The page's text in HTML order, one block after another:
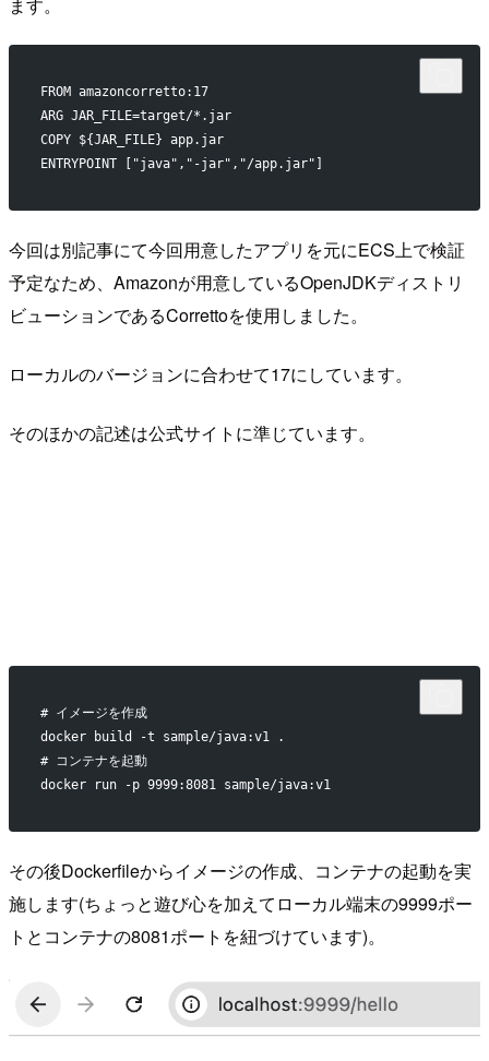
ます。
FROM amazoncorretto:17
ARG JAR_FILE=target/*.jar
COPY ${JAR_FILE} app.jar
ENTRYPOINT ["java","-jar","/app.jar"]
今回は別記事にて今回用意したアプリを元にECS上で検証
予定なため、Amazonが用意しているOpenJDKディストリ
ビューションであるCorrettoを使用しました。
ローカルのバージョンに合わせて17にしています。
そのほかの記述は公式サイトに準じています。
# イメージを作成
docker build -t sample/java:v1 .
# コンテナを起動
docker run -p 9999:8081 sample/java:v1
その後Dockerfileからイメージの作成、コンテナの起動を実
施します(ちょっと遊び心を加えてローカル端末の9999ポー
トとコンテナの8081ポートを紐づけています)。